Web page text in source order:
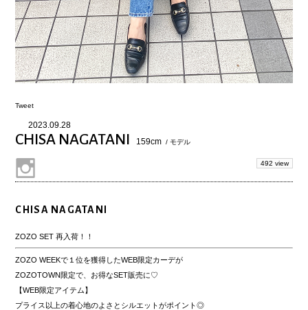
Tweet
2023.09.28
CHISA NAGATANI 159cm / モデル
492 view
CHISA NAGATANI
ZOZO SET 再入荷！！
ZOZO WEEKで１位を獲得したWEB限定カーデが
ZOZOTOWN限定で、お得なSET販売に♡
【WEB限定アイテム】
プライス以上の着心地のよさとシルエットがポイント◎